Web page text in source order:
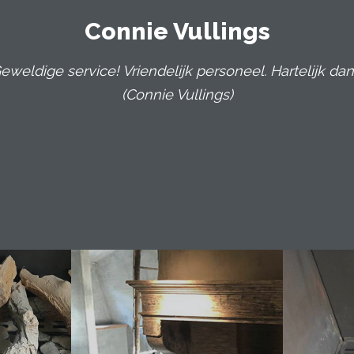
Connie Vullings
service! Vriendelijk personeel. Hartelijk
(Connie Vullings)